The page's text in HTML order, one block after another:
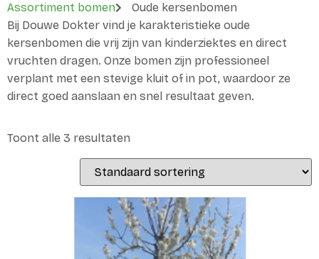
Assortiment bomen
Oude kersenbomen
Bij Douwe Dokter vind je karakteristieke oude
kersenbomen die vrij zijn van kinderziektes en direct
vruchten dragen. Onze bomen zijn professioneel
verplant met een stevige kluit of in pot, waardoor ze
direct goed aanslaan en snel resultaat geven.
Toont alle 3 resultaten